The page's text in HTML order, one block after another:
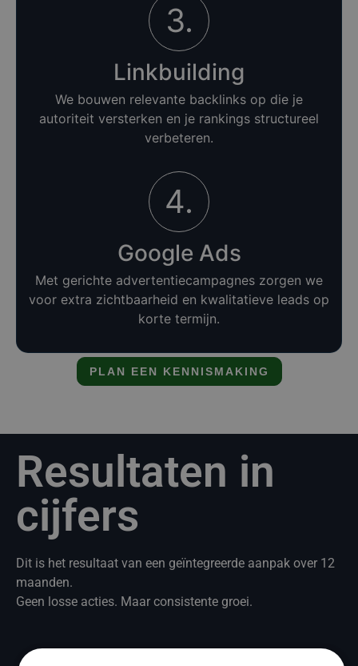
3.
Linkbuilding
We bouwen relevante backlinks op die je
autoriteit versterken en je rankings structureel
verbeteren.
4.
Google Ads
Met gerichte advertentiecampagnes zorgen we
voor extra zichtbaarheid en kwalitatieve leads op
korte termijn.
PLAN EEN KENNISMAKING
Resultaten in
cijfers
Dit is het resultaat van een geïntegreerde aanpak over 12
maanden.
Geen losse acties. Maar consistente groei.